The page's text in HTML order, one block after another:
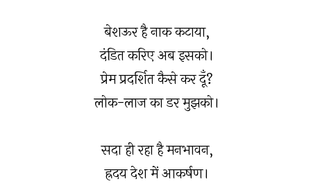
बेशऊर है नाक कटाया,
दंडित करिए अब इसको।
प्रेम प्रदर्शित कैसे कर दूँ?
लोक-लाज का डर मुझको।
सदा ही रहा है मनभावन,
ह्रदय देश में आकर्षण।